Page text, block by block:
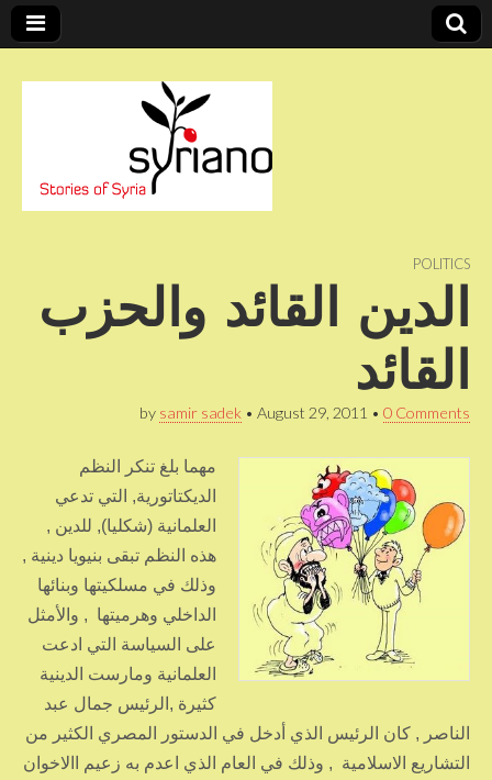
syriano POLITICS
الدين القائد والحزب
القائد
by samir sadek • August 29, 2011 • 0 Comments
مهما بلغ تنكر النظم
الديكتاتورية, التي تدعي
العلمانية (شكليا), للدين ,
هذه النظم تبقى بنيويا دينية ,
وذلك في مسلكيتها وبنائها
الداخلي وهرميتها , والأمثل
على السياسة التي ادعت
العلمانية ومارست الدينية
كثيرة ,الرئيس جمال عبد
الناصر , كان الرئيس الذي أدخل في الدستور المصري الكثير من
التشاريع الاسلامية , وذلك في العام الذي اعدم به زعيم االاخوان